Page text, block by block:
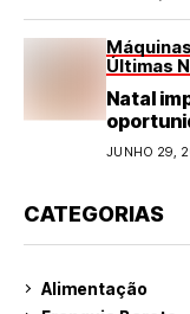
Últimas
Natal
do
JUNHO 29,
CATEGORIAS
Alimentação